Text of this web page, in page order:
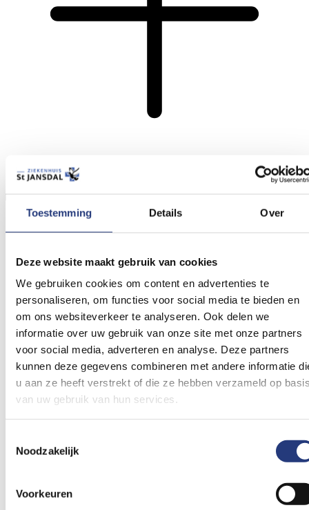
Toestemming Details Over
Deze website maakt gebruik van cookies
We gebruiken cookies om content en advertenties te
personaliseren, om functies voor social media te bieden en
om ons websiteverkeer te analyseren. Ook delen we
informatie over uw gebruik van onze site met onze partners
voor social media, adverteren en analyse. Deze partners
kunnen deze gegevens combineren met andere informatie
u aan ze heeft verstrekt of die ze hebben verzameld op
van uw gebruik van hun services.
Noodzakelijk
Voorkeuren
Aad van ’t Hof, vicevoorzitter cliëntenraad